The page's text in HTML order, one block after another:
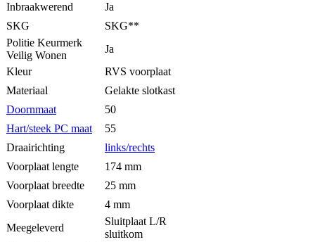
Inbraakwerend
Ja
SKG
SKG**
Politie Keurmerk
Veilig Wonen
Ja
Kleur
RVS voorplaat
Materiaal
Gelakte slotkast
Doornmaat
50
Hart/steek PC maat
55
Draairichting
links/rechts
Voorplaat lengte
174 mm
Voorplaat breedte
25 mm
Voorplaat dikte
4 mm
Meegeleverd
Sluitplaat L/R
sluitkom